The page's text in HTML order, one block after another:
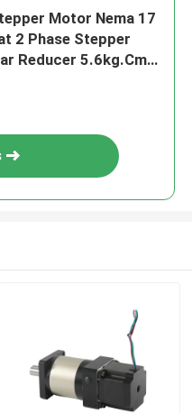
Motor Nema 17
2 Phase Stepper
Reducer 5.6kg.Cm